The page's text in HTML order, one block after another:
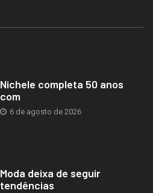
Nichele completa 50 anos
com
6 de agosto de 2026
Moda deixa de seguir
tendências